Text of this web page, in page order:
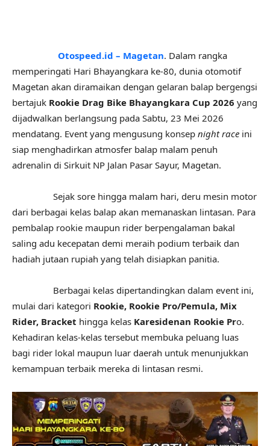
Otospeed.id – Magetan. Dalam rangka
memperingati Hari Bhayangkara ke-80, dunia otomotif
Magetan akan diramaikan dengan gelaran balap bergengsi
bertajuk Rookie Drag Bike Bhayangkara Cup 2026 yang
dijadwalkan berlangsung pada Sabtu, 23 Mei 2026
mendatang. Event yang mengusung konsep night race ini
siap menghadirkan atmosfer balap malam penuh
adrenalin di Sirkuit NP Jalan Pasar Sayur, Magetan.
Sejak sore hingga malam hari, deru mesin motor
dari berbagai kelas balap akan memanaskan lintasan. Para
pembalap rookie maupun rider berpengalaman bakal
saling adu kecepatan demi meraih podium terbaik dan
hadiah jutaan rupiah yang telah disiapkan panitia.
Berbagai kelas dipertandingkan dalam event ini,
mulai dari kategori Rookie, Rookie Pro/Pemula, Mix
Rider, Bracket hingga kelas Karesidenan Rookie Pro.
Kehadiran kelas-kelas tersebut membuka peluang luas
bagi rider lokal maupun luar daerah untuk menunjukkan
kemampuan terbaik mereka di lintasan resmi.